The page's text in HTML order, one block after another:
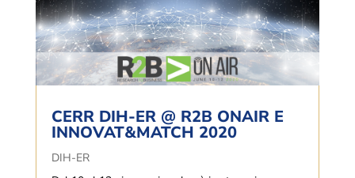
CERR DIH-ER @ R2B ONAIR E
INNOVAT&MATCH 2020
DIH-ER